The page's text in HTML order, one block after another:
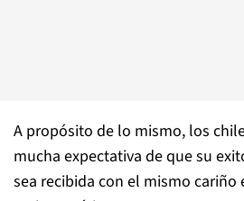
A propósito de lo mismo, los
mucha expectativa de que su
sea recibida con el mismo cariño